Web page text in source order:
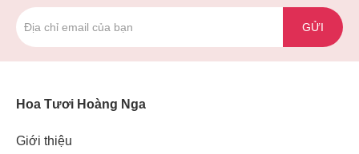
GỬI
Hoa Tươi Hoàng Nga
Giới thiệu